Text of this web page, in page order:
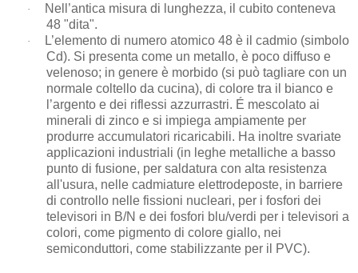
·
Nell’antica misura di lunghezza, il cubito conteneva
48 "dita".
·
L’elemento di numero atomico 48 è il cadmio (simbolo
Cd). Si presenta come un metallo, è poco diffuso e
velenoso; in genere è morbido (si può tagliare con un
normale coltello da cucina), di colore tra il bianco e
l’argento e dei riflessi azzurrastri. É mescolato ai
minerali di zinco e si impiega ampiamente per
produrre accumulatori ricaricabili. Ha inoltre svariate
applicazioni industriali (in leghe metalliche a basso
punto di fusione, per saldatura con alta resistenza
all'usura, nelle cadmiature elettrodeposte, in barriere
di controllo nelle fissioni nucleari, per i fosfori dei
televisori in B/N e dei fosfori blu/verdi per i televisori a
colori, come pigmento di colore giallo, nei
semiconduttori, come stabilizzante per il PVC).